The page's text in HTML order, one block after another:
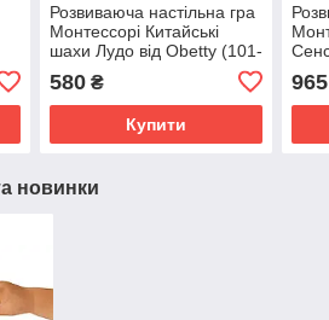
Розвиваюча настільна гра
Монтессорі Китайські
шахи Лудо від Obetty (101-
580₴
Купити
965
новинки